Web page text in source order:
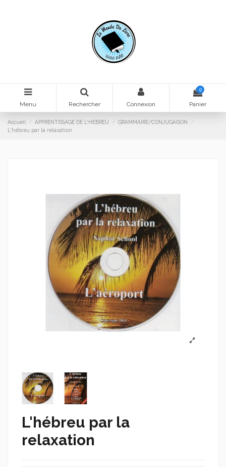
Menu Rechercher Connexion
0
Panier
Accueil APPRENTISSAGE DE L'HEBREU
GRAMMAIRE/CONJUGAISON
L'hébreu par la relaxation
L'hébreu par la
relaxation